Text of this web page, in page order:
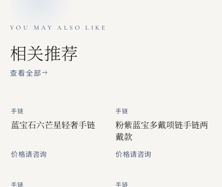
YOU MAY ALSO LIKE
相关推荐
查看全部
手链
蓝宝石六芒星轻奢手链
价格请咨询
手链
粉紫蓝宝多戴项链手链两
戴款
价格请咨询
手链 手链